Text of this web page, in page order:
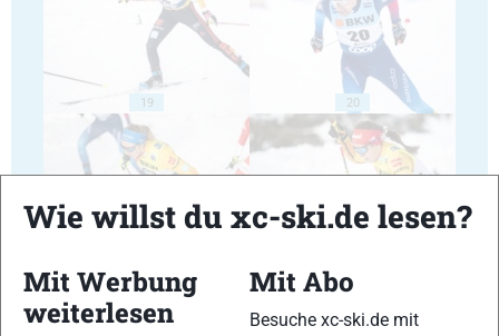
19 20
Wie willst du xc-ski.de lesen?
Mit Werbung
weiterlesen
Mit Abo
Besuche xc-ski.de mit